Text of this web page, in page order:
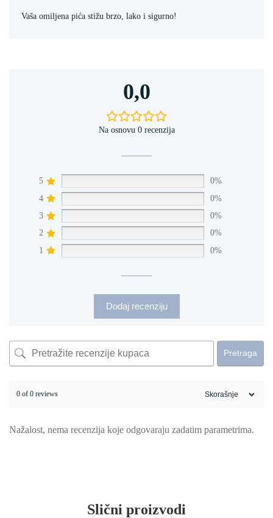
Vaša omiljena pića stižu brzo, lako i sigurno!
0,0
Na osnovu 0 recenzija
5
0%
4
0%
3
0%
2
0%
1
0%
Dodaj recenziju
Pretraga
0 of 0 reviews
Nažalost, nema recenzija koje odgovaraju zadatim parametrima.
Slični proizvodi